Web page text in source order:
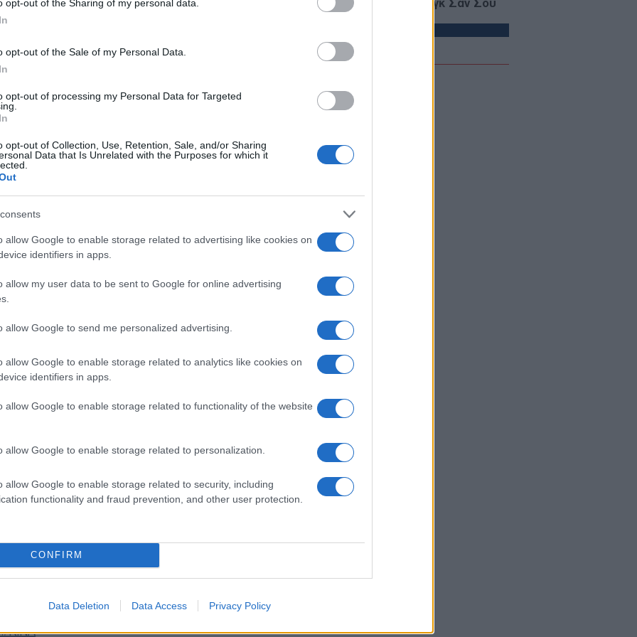
opt-out of the Sharing of my personal data.
opt-out of the Sale of my Personal Data.
opt-out of processing my Personal Data for Targeted
opt-out of Collection, Use, Retention, Sale, and/or Sharing
Data that Is Unrelated with the Purposes for which it
allow Google to enable storage related to advertising like cookies on
identifiers in apps.
allow my user data to be sent to Google for online advertising
allow Google to send me personalized advertising.
allow Google to enable storage related to analytics like cookies on
identifiers in apps.
allow Google to enable storage related to functionality of the website
allow Google to enable storage related to personalization.
allow Google to enable storage related to security, including
functionality and fraud prevention, and other user protection.
CONFIRM
Data Deletion Data Access Privacy Policy
τον κορυφαίο εισαγωγέα του κόσμου
επιπτώσεις της κρίσης, επηρεάζοντας
μεγαλύτερων παικτών της παγκόσμιας
NEWS ΚΑΝΟΝΤΑΣ ΚΛΙΚ ΕΔΩ
ΚΙΝΑ
απελευθέρωση της Αούνγκ Σαν Σου
07/08/26 - 13:41
Υεμένη
ΔΙΕΘΝΗ
Γαλλία: Αυστηρό μήνυμα Παρισιού
κατά των ξένων παρεμβάσεων οκτώ
ΕΛΛΑΔΑ
07/08/26 - 13:35
Αναστολή λειτουργίας του αιολικού
πάρκου στη Βοιωτία και προφυλάκιση
καταστροφική πυρκαγιά
ΔΙΕΘΝΗ
WSJ: Φόβοι για ρωσική δοκιμή των
ανησυχιών για τα αμερικανικά
αποθέματα όπλων
07/08/26 - 13:26
αντιβαλλιστική άμυνα εν μέσω
σφοδρών ρωσικών επιθέσεων
07/08/26 - 13:22